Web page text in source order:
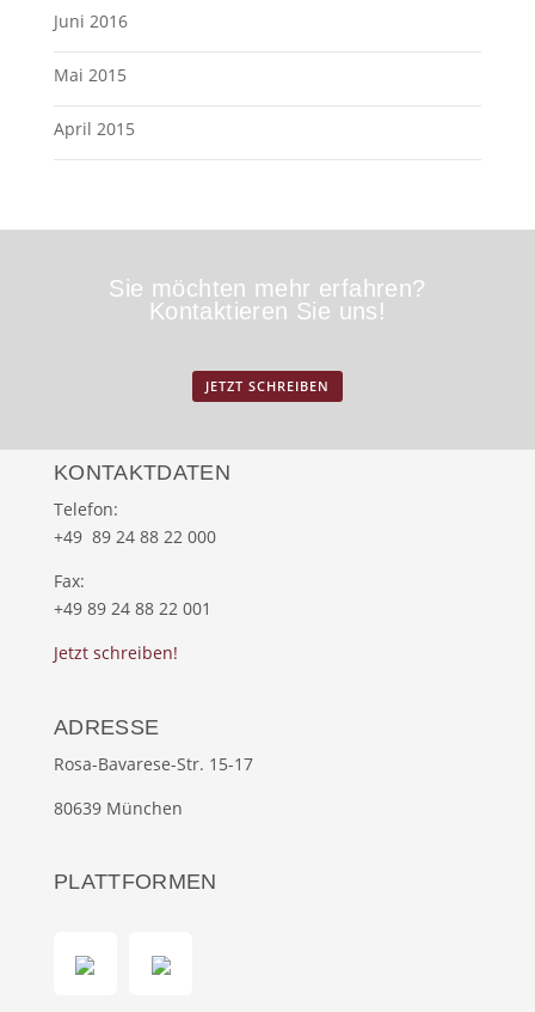
Juni 2016
Mai 2015
April 2015
Sie möchten mehr erfahren?
Kontaktieren Sie uns!
JETZT SCHREIBEN
KONTAKTDATEN
Telefon:
+49 89 24 88 22 000
Fax:
+49 89 24 88 22 001
Jetzt schreiben!
ADRESSE
Rosa-Bavarese-Str. 15-17
80639 München
PLATTFORMEN